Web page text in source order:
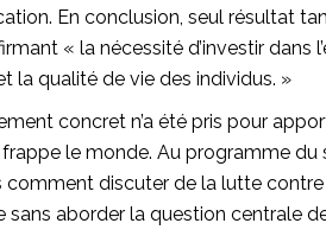
En conclusion, seul résultat
« la nécessité d’investir
la qualité de vie des individus. »
concret n’a été pris pour
le monde. Au programme
comment discuter de la lutte
aborder la question centrale de